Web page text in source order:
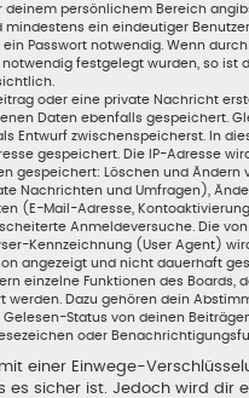
deinem persönlichem Bereich
mindestens ein eindeutiger
Passwort notwendig. Wenn
festgelegt wurden, so ist
oder eine private Nachricht
Daten ebenfalls gespeichert.
Entwurf zwischenspeicherst. In
gespeichert. Die IP-Adresse
gespeichert: Löschen und Ändern
Nachrichten und Umfragen),
(E-Mail-Adresse,
Anmeldeversuche. Die
Kennzeichnung (User Agent)
angezeigt und nicht dauerhaft
einzelne Funktionen des Boards,
werden. Dazu gehören dein
Gelesen-Status von deinen
oder
einer Einwege-
es sicher ist. Jedoch wird dir